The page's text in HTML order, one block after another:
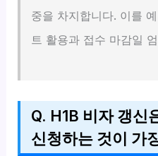
중을 차지합니다. 이를
트 활용과 접수 마감일
Q. H1B 비자 갱신
신청하는 것이 가